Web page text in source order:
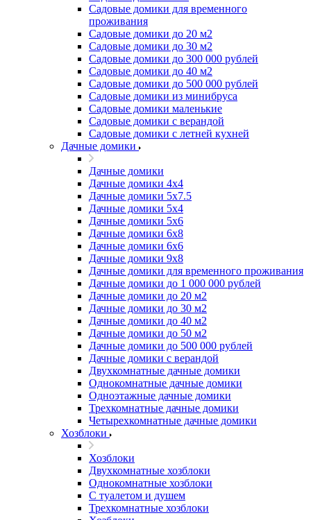
Садовые домики для временного
проживания
Садовые домики до 20 м2
Садовые домики до 30 м2
Садовые домики до 300 000 рублей
Садовые домики до 40 м2
Садовые домики до 500 000 рублей
Садовые домики из минибруса
Садовые домики маленькие
Садовые домики с верандой
Садовые домики с летней кухней
Дачные домики
Дачные домики
Дачные домики 4х4
Дачные домики 5x7.5
Дачные домики 5х4
Дачные домики 5х6
Дачные домики 6x8
Дачные домики 6х6
Дачные домики 9x8
Дачные домики для временного проживания
Дачные домики до 1 000 000 рублей
Дачные домики до 20 м2
Дачные домики до 30 м2
Дачные домики до 40 м2
Дачные домики до 50 м2
Дачные домики до 500 000 рублей
Дачные домики с верандой
Двухкомнатные дачные домики
Однокомнатные дачные домики
Одноэтажные дачные домики
Трехкомнатные дачные домики
Четырехкомнатные дачные домики
Хозблоки
Хозблоки
Двухкомнатные хозблоки
Однокомнатные хозблоки
С туалетом и душем
Трехкомнатные хозблоки